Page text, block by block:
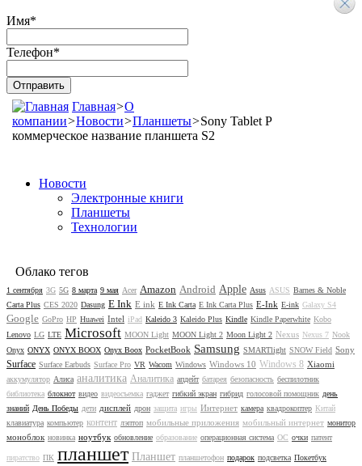
Имя*
Телефон*
Главная>О
компании>Новости>Планшеты>Sony Tablet P
коммерческое название планшета S2
Новости
Электронные книги
Планшеты
Технологии
Облако тегов
1 сентября 3G 5G 8 марта 9 мая Acer Amazon Android Apple Asus ASUS Barnes & Noble
Carta Plus CES 2020 Dasung E Ink E ink E Ink Carta E Ink Carta Plus E-Ink E-ink Galaxy S4
Google GoPro HP Huawei Intel iPad Kaleido 3 Kaleido Plus Kindle Kindle Paperwhite Kobo
Lenovo LG LTE Microsoft MOON Light MOON Light 2 Moon Light 2 Nexus Nexus 7 Nook
Onyx ONYX ONYX BOOX Onyx Boox PocketBook Samsung SMARTlight SNOW Field Sony
Surface Surface Earbuds Surface Pro VR Wacom Windows Windows 10 Windows 8 Xiaomi
аккумулятор Алиса аналитика Аналитика апдейт батарея безопасность беспилотник
библиотека блокнот видео видеосъемка гаджет гибкий экран гибрид голосовой помощник день
знаний День Победы дети дисплей дрон защита игры Интернет камера квадрокоптер Китай
клавиатура компьютер контент лэптоп мобильные приложения мобильный интернет монитор
моноблок новинка ноутбук обновление образование операционная система ОС очки патент
пиратство ПК планшет Планшет планшетофон подарок подсветка Покетбук